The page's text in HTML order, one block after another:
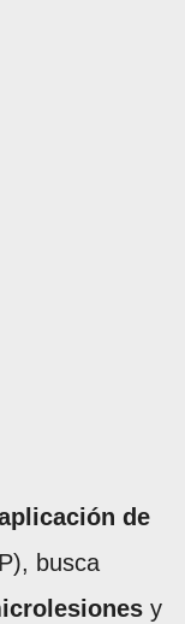
de
busca
y